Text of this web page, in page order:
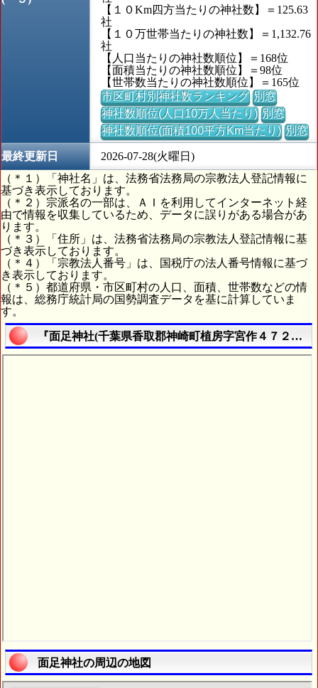
【１０Km四方当たりの神社数】＝125.63
社
【１０万世帯当たりの神社数】＝1,132.76
社
【人口当たりの神社数順位】＝168位
【面積当たりの神社数順位】＝98位
【世帯数当たりの神社数順位】＝165位
市区町村別神社数ランキング 別窓
神社数順位(人口10万人当たり) 別窓
神社数順位(面積100平方Km当たり) 別窓
最終更新日
2026-07-28(火曜日)
（＊１）「神社名」は、法務省法務局の宗教法人登記情報に
基づき表示しております。
（＊２）宗派名の一部は、ＡＩを利用してインターネット経
由で情報を収集しているため、データに誤りがある場合があ
ります。
（＊３）「住所」は、法務省法務局の宗教法人登記情報に基
づき表示しております。
（＊４）「宗教法人番号」は、国税庁の法人番号情報に基づ
き表示しております。
（＊５）都道府県・市区町村の人口、面積、世帯数などの情
報は、総務庁統計局の国勢調査データを基に計算していま
す。
『面足神社(千葉県香取郡神崎町植房字宮作４７２番
面足神社の周辺の地図